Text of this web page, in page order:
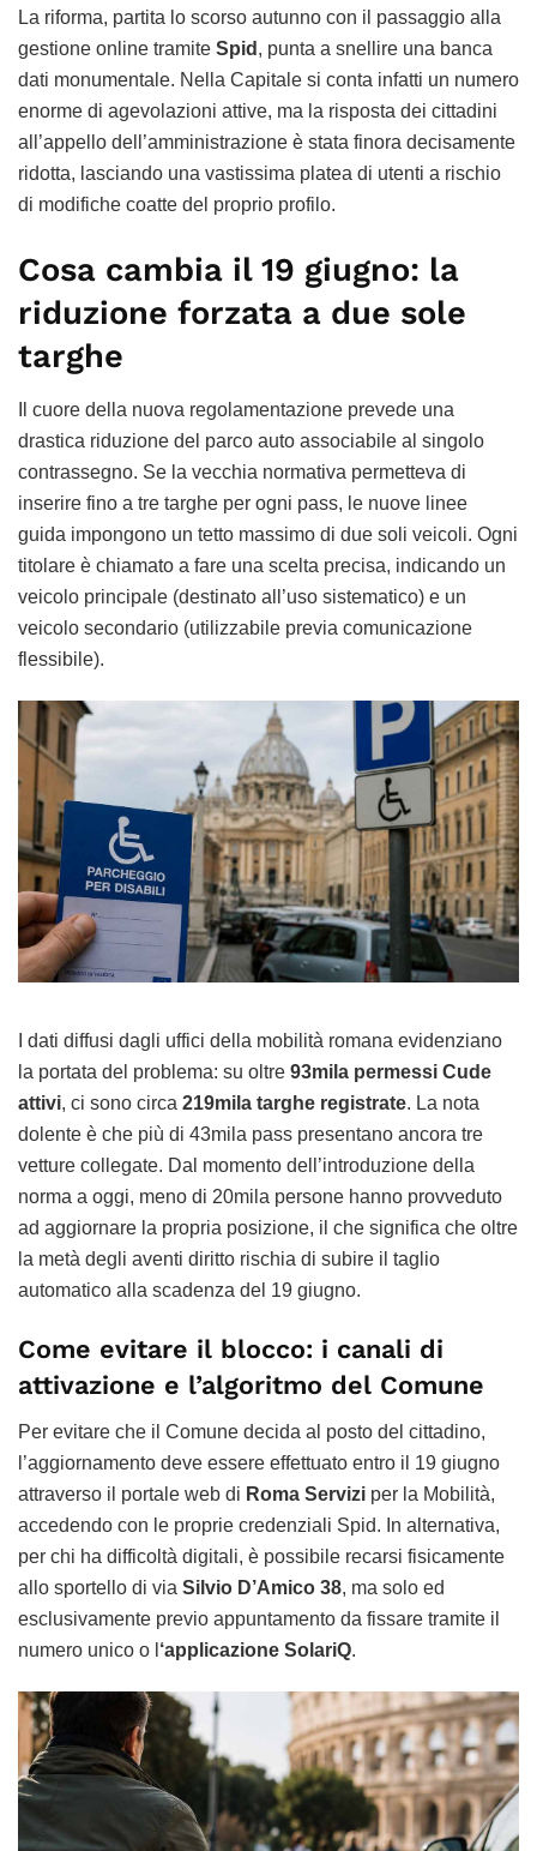
La riforma, partita lo scorso autunno con il passaggio alla
gestione online tramite Spid , punta a snellire una banca
dati monumentale. Nella Capitale si conta infatti un numero
enorme di agevolazioni attive, ma la risposta dei cittadini
all’appello dell’amministrazione è stata finora decisamente
ridotta, lasciando una vastissima platea di utenti a rischio
di modifiche coatte del proprio profilo.
Cosa cambia il 19 giugno: la
riduzione forzata a due sole
targhe
Il cuore della nuova regolamentazione prevede una
drastica riduzione del parco auto associabile al singolo
contrassegno. Se la vecchia normativa permetteva di
inserire fino a tre targhe per ogni pass, le nuove linee
guida impongono un tetto massimo di due soli veicoli. Ogni
titolare è chiamato a fare una scelta precisa, indicando un
veicolo principale (destinato all’uso sistematico) e un
veicolo secondario (utilizzabile previa comunicazione
flessibile).
I dati diffusi dagli uffici della mobilità romana evidenziano
la portata del problema: su oltre 93mila permessi Cude
attivi, ci sono circa 219mila targhe registrate. La nota
dolente è che più di 43mila pass presentano ancora tre
vetture collegate. Dal momento dell’introduzione della
norma a oggi, meno di 20mila persone hanno provveduto
ad aggiornare la propria posizione, il che significa che oltre
la metà degli aventi diritto rischia di subire il taglio
automatico alla scadenza del 19 giugno.
Come evitare il blocco: i canali di
attivazione e l’algoritmo del Comune
Per evitare che il Comune decida al posto del cittadino,
l’aggiornamento deve essere effettuato entro il 19 giugno
attraverso il portale web di Roma Servizi per la Mobilità,
accedendo con le proprie credenziali Spid. In alternativa,
per chi ha difficoltà digitali, è possibile recarsi fisicamente
allo sportello di via Silvio D’Amico 38, ma solo ed
esclusivamente previo appuntamento da fissare tramite il
numero unico o l ‘applicazione SolariQ.